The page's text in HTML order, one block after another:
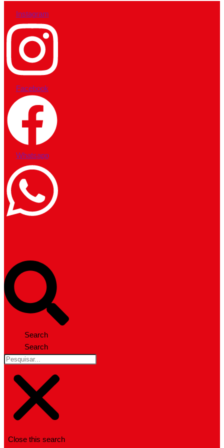
Instagram
Facebook
Whatsapp
Search
Search
Close this search